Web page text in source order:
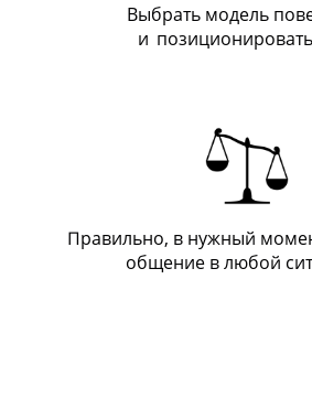
Выбрать модель
и
Правильно, в нужный
общение в любой